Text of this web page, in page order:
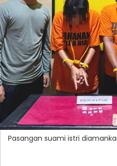
Pasangan suami istri